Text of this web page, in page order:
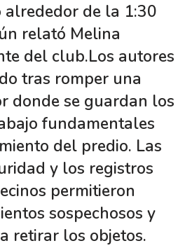
alrededor de la 1:30
relató Melina
del club.Los autores
tras romper una
donde se guardan los
fundamentales
del predio. Las
y los registros
permitieron
sospechosos y
retirar los objetos.